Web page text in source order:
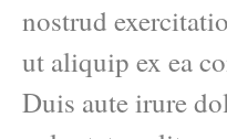
nostrud
ut aliquip ex ea
Duis aute irure